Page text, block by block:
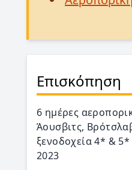
Επισκόπηση
6 ημέρες
Άουσβιτς,
ξενοδοχεία 4* &
2023